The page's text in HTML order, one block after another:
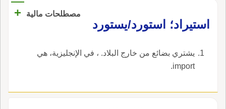
مصطلحات مالية
+
استيراد؛ استورد/يستورد
يشتري بضائع من خارج البلاد. ، في الإنجليزية، هي
import.